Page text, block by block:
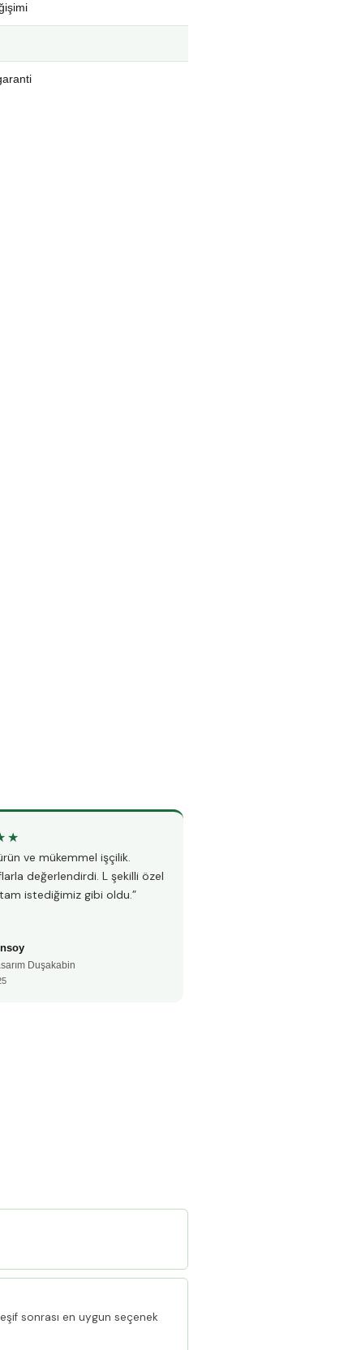
ve mükemmel işçilik.
değerlendirdi. L şekilli özel
istediğimiz gibi oldu.”
Duşakabin
sonrası en uygun seçenek